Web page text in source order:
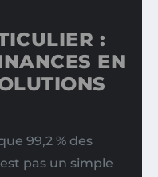
:
EN
99,2 % des
pas un simple